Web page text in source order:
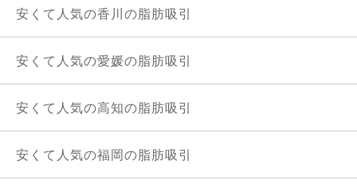
安くて人気の香川の脂肪吸引
安くて人気の愛媛の脂肪吸引
安くて人気の高知の脂肪吸引
安くて人気の福岡の脂肪吸引